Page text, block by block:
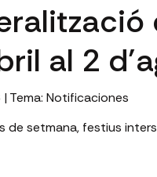
al 2
| Tema: Notificaciones
de setmana, festius